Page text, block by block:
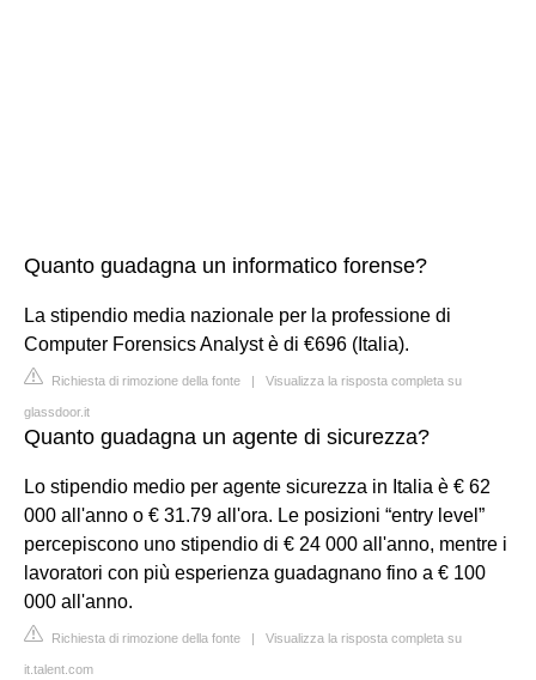
Quanto guadagna un informatico forense?
La stipendio media nazionale per la professione di
Computer Forensics Analyst è di €696 (Italia).
Richiesta di rimozione della fonte | Visualizza la risposta completa su
glassdoor.it
Quanto guadagna un agente di sicurezza?
Lo stipendio medio per agente sicurezza in Italia è € 62
000 all'anno o € 31.79 all'ora. Le posizioni “entry level”
percepiscono uno stipendio di € 24 000 all'anno, mentre i
lavoratori con più esperienza guadagnano fino a € 100
000 all'anno.
Richiesta di rimozione della fonte | Visualizza la risposta completa su
it.talent.com